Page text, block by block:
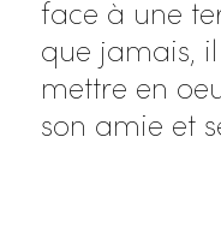
face à une
que jamais,
mettre en
son amie et